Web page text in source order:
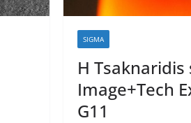
SIGMA
Η Tsaknaridis
Image+Tech
G11